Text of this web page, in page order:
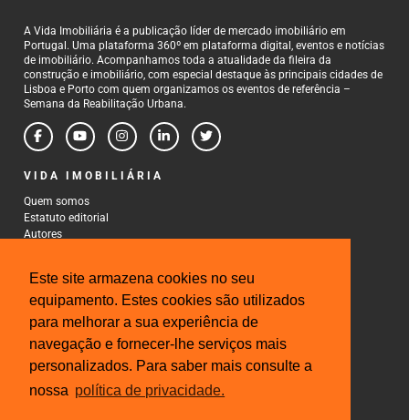
Este site armazena cookies no seu
equipamento. Estes cookies são utilizados
para melhorar a sua experiência de
navegação e fornecer-lhe serviços mais
personalizados. Para saber mais consulte a
nossa política de privacidade.
A Vida Imobiliária é a publicação líder de mercado imobiliário em
Portugal. Uma plataforma 360º em plataforma digital, eventos e notícias
de imobiliário. Acompanhamos toda a atualidade da fileira da
construção e imobiliário, com especial destaque às principais cidades de
Lisboa e Porto com quem organizamos os eventos de referência –
Semana da Reabilitação Urbana.
VIDA IMOBILIÁRIA
Quem somos
Estatuto editorial
Autores
CONTACTOS
Rua Gonçalo Cristovão, 185 - 6º
4000-269 Porto
Tel: 222 085 009
Fax: 222 085 010
Email: gestao@iberinmo.com